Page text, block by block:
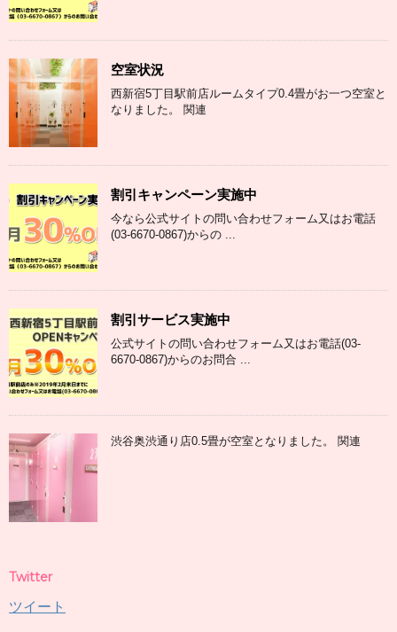
空室状況
西新宿5丁目駅前店ルームタイプ0.4畳がお一つ空室と
なりました。 関連
割引キャンペーン実施中
今なら公式サイトの問い合わせフォーム又はお電話
(03-6670-0867)からの ...
割引サービス実施中
公式サイトの問い合わせフォーム又はお電話(03-
6670-0867)からのお問合 ...
渋谷奥渋通り店0.5畳が空室となりました。 関連
Twitter
ツイート